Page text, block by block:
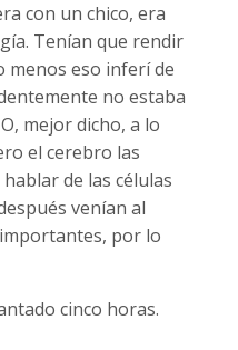
con un chico, era
Tenían que rendir
menos eso inferí de
no estaba
mejor dicho, a lo
el cerebro las
de las células
venían al
por lo
cinco horas.